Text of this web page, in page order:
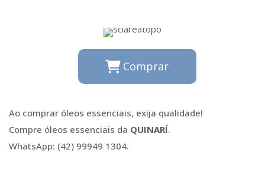
Comprar
Ao comprar óleos essenciais, exija qualidade!
Compre óleos essenciais da QUINARÍ.
WhatsApp: (42) 99949 1304.